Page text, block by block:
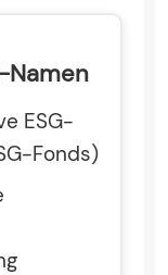
ESG-
Fonds)